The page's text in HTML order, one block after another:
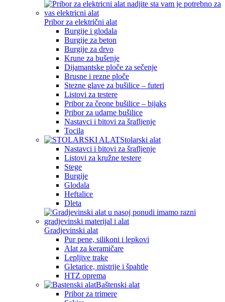
Pribor za električni alat
Burgije i glodala
Burgije za beton
Burgije za drvo
Krune za bušenje
Dijamantske ploče za sečenje
Brusne i rezne ploče
Stezne glave za bušilice – futeri
Listovi za testere
Pribor za čeone bušilice – bijaks
Pribor za udarne bušilice
Nastavci i bitovi za šrafljenje
Tocila
Stolarski alat
Nastavci i bitovi za šrafljenje
Listovi za kružne testere
Stege
Burgije
Glodala
Heftalice
Dleta
Gradjevinski alat
Pur pene, silikoni i lepkovi
Alat za keramičare
Lepljive trake
Gletarice, mistrije i špahtle
HTZ oprema
Baštenski alat
Pribor za trimere